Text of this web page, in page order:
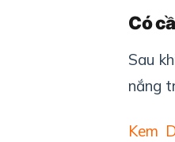
Có
Sau
nắng
Kem